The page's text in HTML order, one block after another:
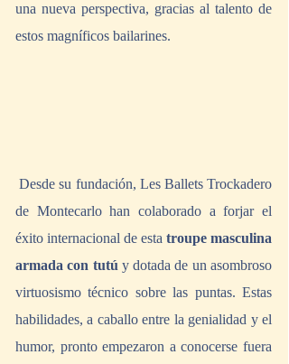
una nueva perspectiva, gracias al talento de
estos magníficos bailarines.
Desde su fundación, Les Ballets Trockadero
de Montecarlo han colaborado a forjar el
éxito internacional de esta troupe masculina
armada con tutú y dotada de un asombroso
virtuosismo técnico sobre las puntas. Estas
habilidades, a caballo entre la genialidad y el
humor, pronto empezaron a conocerse fuera